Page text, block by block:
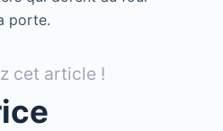
porte.
cet article !